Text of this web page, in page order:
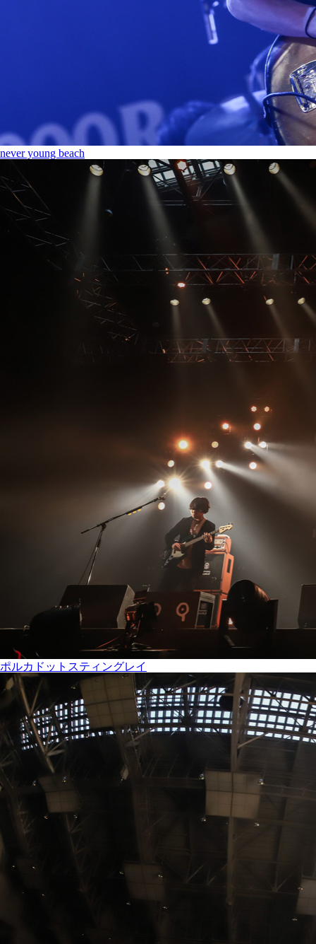
never young beach
ポルカドットスティングレイ